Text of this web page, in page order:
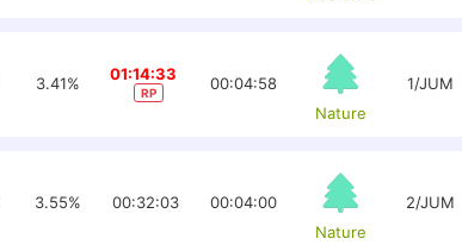
3.41% 01:14:33
RP
00:04:58
Nature
1/JUM
3.55% 00:32:03
00:04:00
Nature
2/JUM